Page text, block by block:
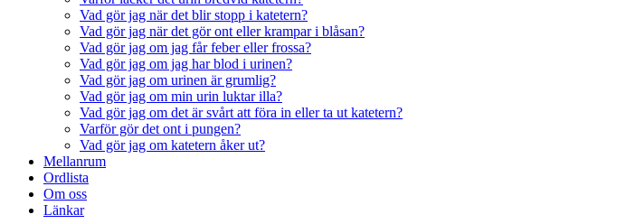
Vad gör jag när det blir stopp i katetern?
Vad gör jag när det gör ont eller krampar i blåsan?
Vad gör jag om jag får feber eller frossa?
Vad gör jag om jag har blod i urinen?
Vad gör jag om urinen är grumlig?
Vad gör jag om min urin luktar illa?
Vad gör jag om det är svårt att föra in eller ta ut katetern?
Varför gör det ont i pungen?
Vad gör jag om katetern åker ut?
Mellanrum
Ordlista
Om oss
Länkar